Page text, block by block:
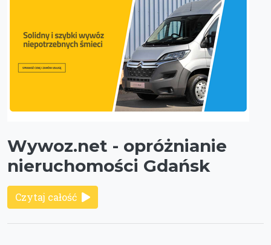
Wywoz.net - opróżnianie
nieruchomości Gdańsk
Czytaj całość